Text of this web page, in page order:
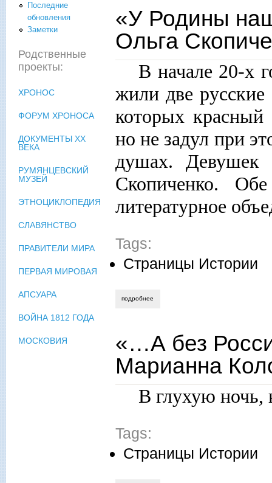
«У Родины
Ольга
В начале 20-х
жили две русские
которых
но не задул при
душах. Девушек
Скопиченко.
литературное
Tags:
Страницы Истории
подробнее
«…А без
Марианна
В глухую ночь,
Tags:
Страницы Истории
Последние
обновления
Заметки
Родственные
проекты:
ХРОНОС
ФОРУМ ХРОНОСА
ДОКУМЕНТЫ XX
ВЕКА
РУМЯНЦЕВСКИЙ
МУЗЕЙ
ЭТНОЦИКЛОПЕДИЯ
СЛАВЯНСТВО
ПРАВИТЕЛИ МИРА
ПЕРВАЯ МИРОВАЯ
АПСУАРА
ВОЙНА 1812 ГОДА
МОСКОВИЯ